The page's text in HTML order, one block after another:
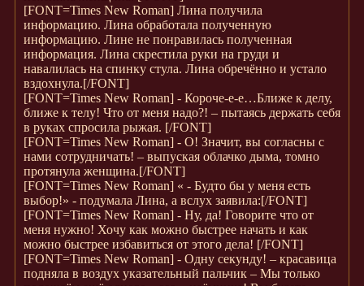
[FONT=Times New Roman] Лина получила
информацию. Лина обработала полученную
информацию. Лине не понравилась полученная
информация. Лина скрестила руки на груди и
навалилась на спинку стула. Лина обречённо и устало
вздохнула.[/FONT]
[FONT=Times New Roman] - Короче-е-е…Ближе к делу,
ближе к телу! Что от меня надо?! – пытаясь держать себя
в руках спросила рыжая. [/FONT]
[FONT=Times New Roman] - О! Значит, вы согласны с
нами сотрудничать! – выпуская облачко дыма, томно
протянула женщина.[/FONT]
[FONT=Times New Roman] « - Будто бы у меня есть
выбор!» - подумала Лина, а вслух заявила:[/FONT]
[FONT=Times New Roman] - Ну, да! Говорите что от
меня нужно! Хочу как можно быстрее начать и как
можно быстрее избавиться от этого дела! [/FONT]
[FONT=Times New Roman] - Одну секунду! – красавица
подняла в воздух указательный пальчик – Мы только